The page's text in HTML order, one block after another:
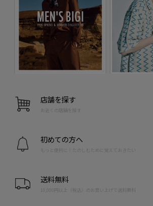
店舗を探す
お近くの店舗を探す
初めての方へ
もっと便利に！たのしむために覚えておきたい
送料無料
10,000円以上（税込）のお買い上げで送料無料